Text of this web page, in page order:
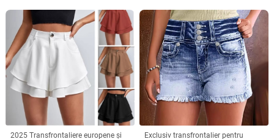
2025 Transfrontaliere europene și Exclusiv transfrontalier pentru